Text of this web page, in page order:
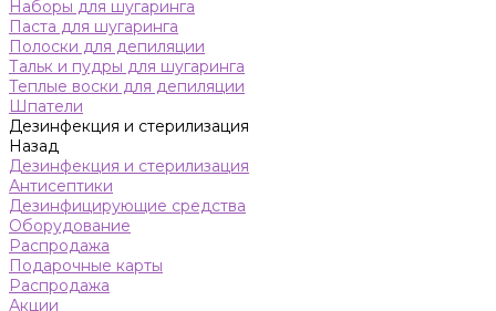
Наборы для шугаринга
Паста для шугаринга
Полоски для депиляции
Тальк и пудры для шугаринга
Теплые воски для депиляции
Шпатели
Дезинфекция и стерилизация
Назад
Дезинфекция и стерилизация
Антисептики
Дезинфицирующие средства
Оборудование
Распродажа
Подарочные карты
Распродажа
Акции